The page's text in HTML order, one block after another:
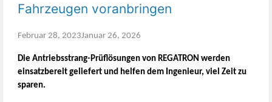
Fahrzeugen voranbringen
Februar 28, 2023Januar 26, 2026
Die Antriebsstrang-Prüflösungen von REGATRON werden
einsatzbereit geliefert und helfen dem Ingenieur, viel Zeit zu
sparen.